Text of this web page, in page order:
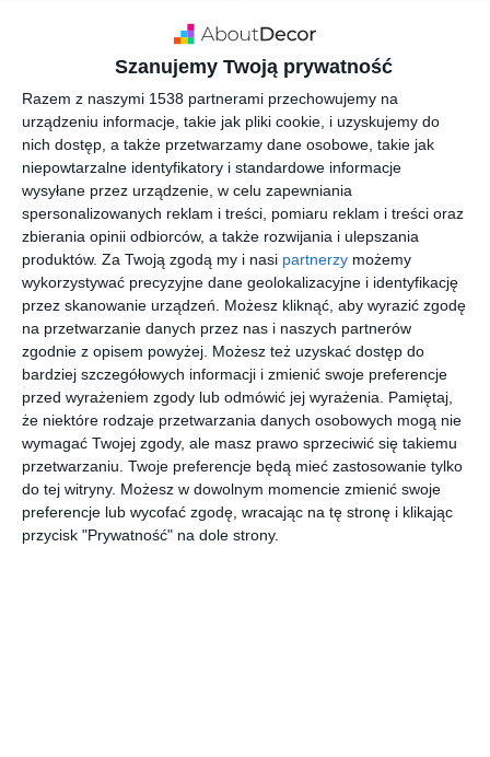
Szanujemy Twoją prywatność
Razem z naszymi 1538 partnerami przechowujemy na
urządzeniu informacje, takie jak pliki cookie, i uzyskujemy do
nich dostęp, a także przetwarzamy dane osobowe, takie jak
niepowtarzalne identyfikatory i standardowe informacje
wysyłane przez urządzenie, w celu zapewniania
spersonalizowanych reklam i treści, pomiaru reklam i treści oraz
zbierania opinii odbiorców, a także rozwijania i ulepszania
produktów. Za Twoją zgodą my i nasi partnerzy możemy
wykorzystywać precyzyjne dane geolokalizacyjne i identyfikację
przez skanowanie urządzeń. Możesz kliknąć, aby wyrazić zgodę
na przetwarzanie danych przez nas i naszych partnerów
zgodnie z opisem powyżej. Możesz też uzyskać dostęp do
bardziej szczegółowych informacji i zmienić swoje preferencje
przed wyrażeniem zgody lub odmówić jej wyrażenia.
Pamiętaj,
że niektóre rodzaje przetwarzania danych osobowych mogą nie
wymagać Twojej zgody, ale masz prawo sprzeciwić się takiemu
przetwarzaniu. Twoje preferencje będą mieć zastosowanie tylko
do tej witryny. Możesz w dowolnym momencie zmienić swoje
preferencje lub wycofać zgodę, wracając na tę stronę i klikając
przycisk "Prywatność" na dole strony.
AUTOR: Grafika i projekt aranżacja wnętrz
DODAJ DO ULUBIONYCH
UDOSTĘPNIJ
Pozostałe zdjęcia w projekcie:dom 200m2 "romans
hiszpańsko duński"